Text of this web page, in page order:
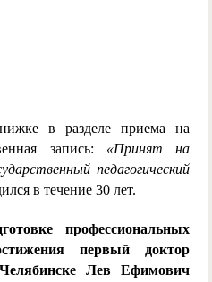
в разделе приема на
запись: «Принят на
педагогический
в течение 30 лет.
профессиональных
первый доктор
Лев Ефимович